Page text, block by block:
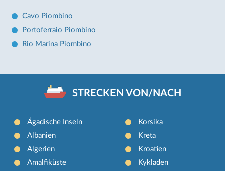
Cavo Piombino
Portoferraio Piombino
Rio Marina Piombino
STRECKEN VON/NACH
Ägadische Inseln
Albanien
Algerien
Amalfiküste
Korsika
Kreta
Kroatien
Kykladen